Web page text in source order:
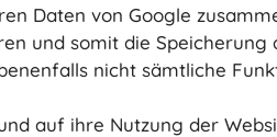
Daten von Google
und somit die Speicherung
nicht sämtliche
auf ihre Nutzung der